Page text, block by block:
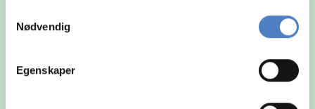
Nødvendig
Egenskaper